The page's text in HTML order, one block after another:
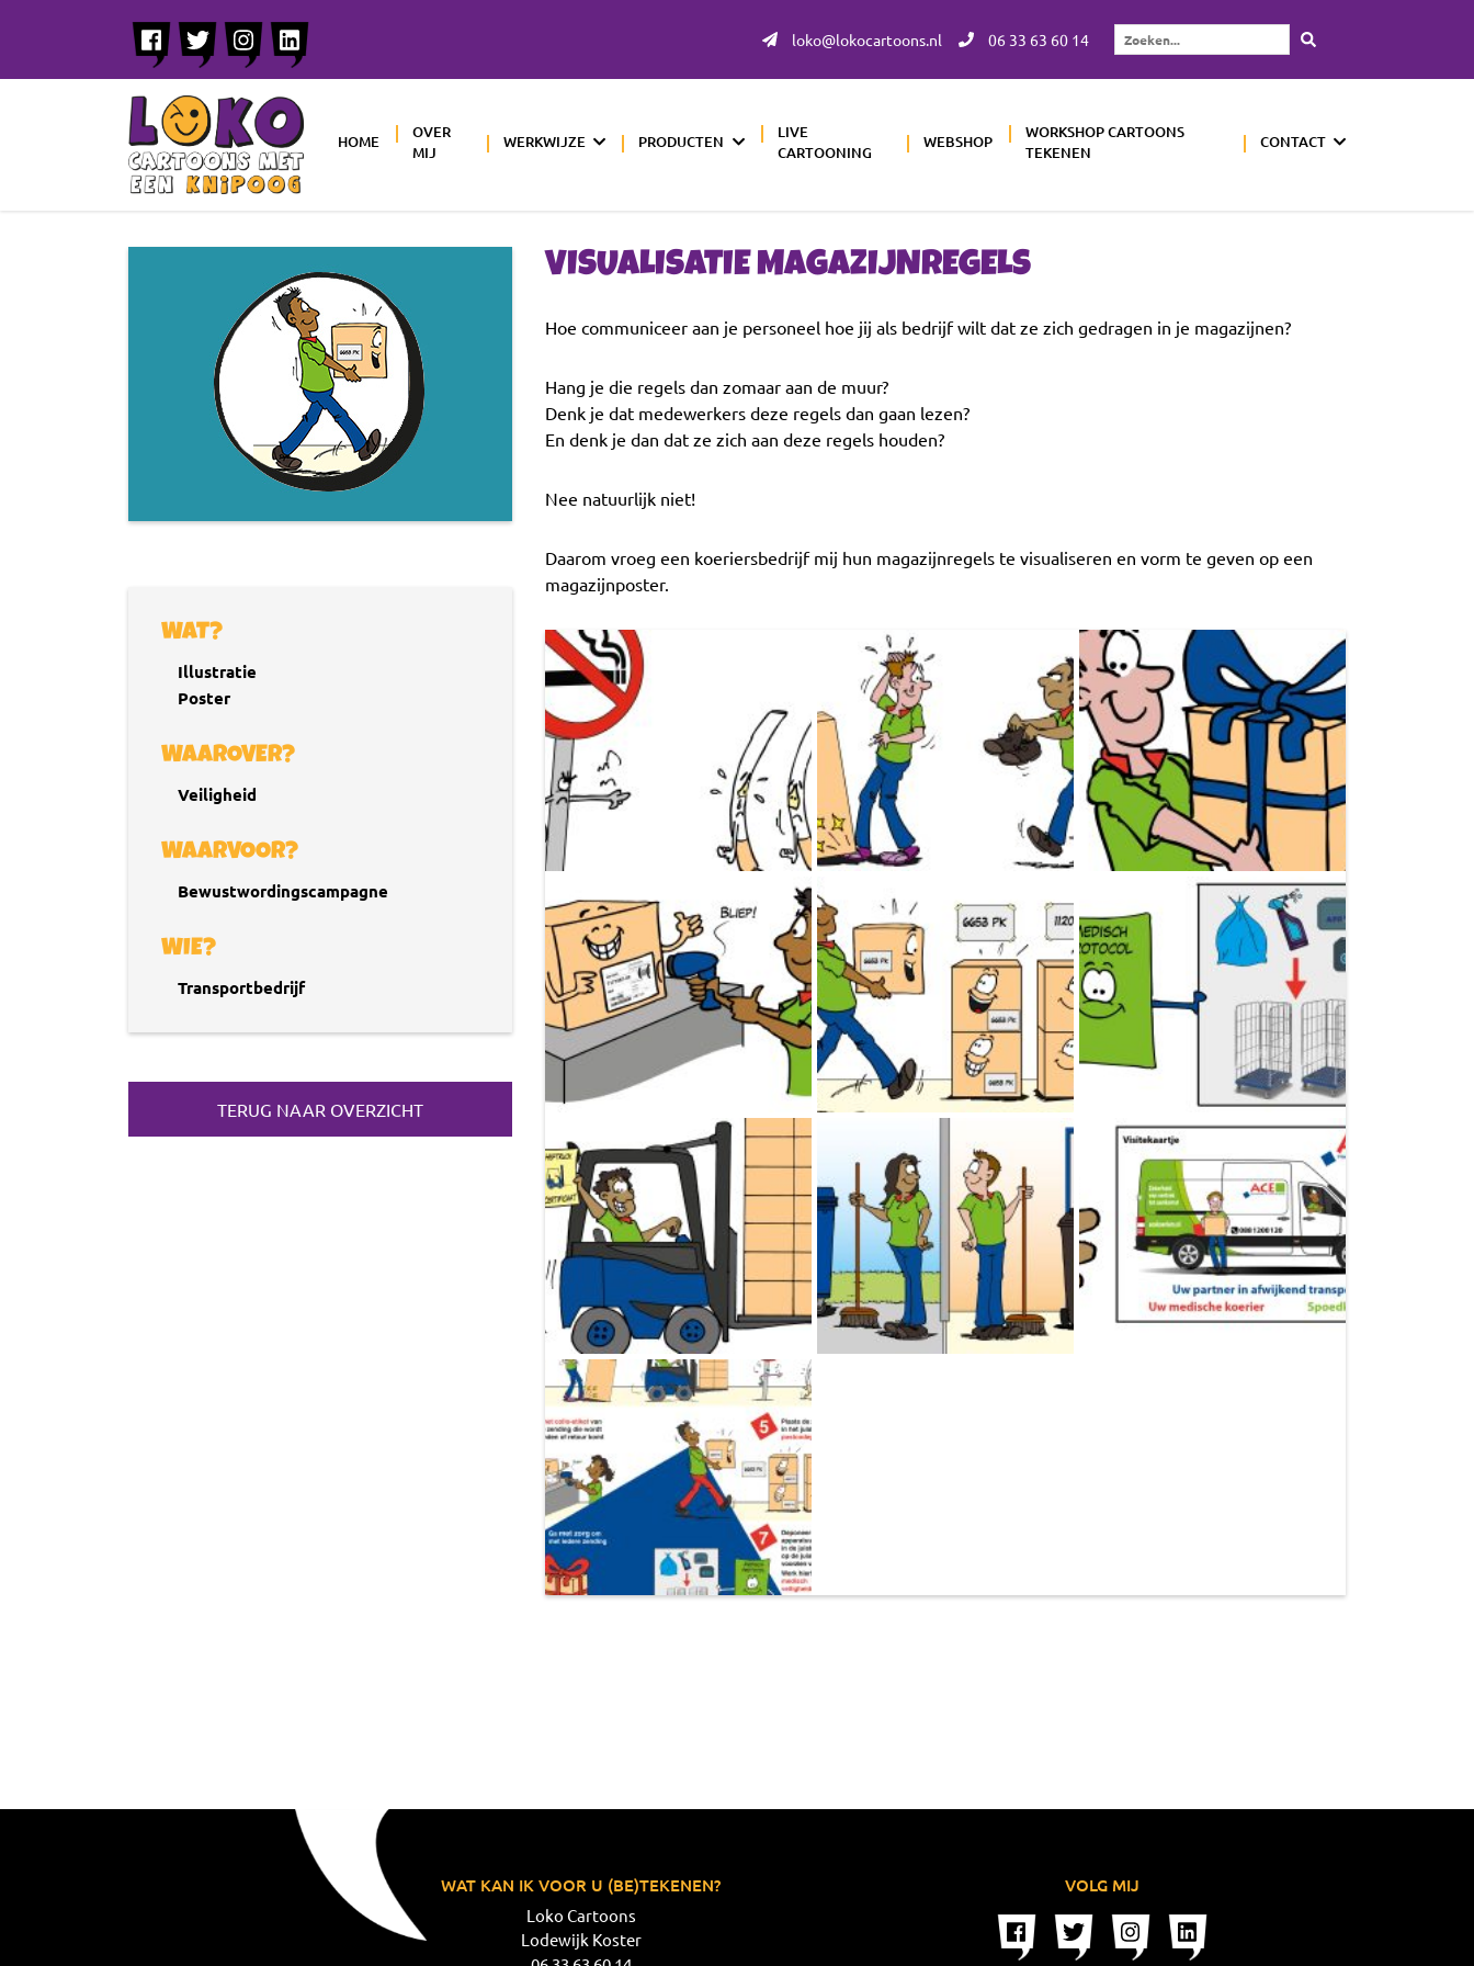
loko@lokocartoons.nl 06 33 63 60 14
Zoeken...
HOME
OVER
MIJ
WERKWIJZE PRODUCTEN
LIVE
CARTOONING
WEBSHOP
WORKSHOP CARTOONS
TEKENEN
CONTACT
WAT?
Illustratie
Poster
WAAROVER?
Veiligheid
WAARVOOR?
Bewustwordingscampagne
WIE?
Transportbedrijf
TERUG NAAR OVERZICHT
VISUALISATIE MAGAZIJNREGELS
Hoe communiceer aan je personeel hoe jij als bedrijf wilt dat ze zich gedragen in je magazijnen?
Hang je die regels dan zomaar aan de muur?
Denk je dat medewerkers deze regels dan gaan lezen?
En denk je dan dat ze zich aan deze regels houden?
Nee natuurlijk niet!
Daarom vroeg een koeriersbedrijf mij hun magazijnregels te visualiseren en vorm te geven op een
magazijnposter.
WAT KAN IK VOOR U (BE)TEKENEN?
Loko Cartoons
Lodewijk Koster
VOLG MIJ